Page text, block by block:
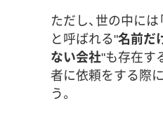
ただし、世の中には
と呼ばれる"名前だ
ない会社"も存在す
者に依頼をする際
う。